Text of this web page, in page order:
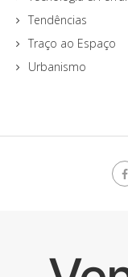
Tendências
Traço ao Espaço
Urbanismo